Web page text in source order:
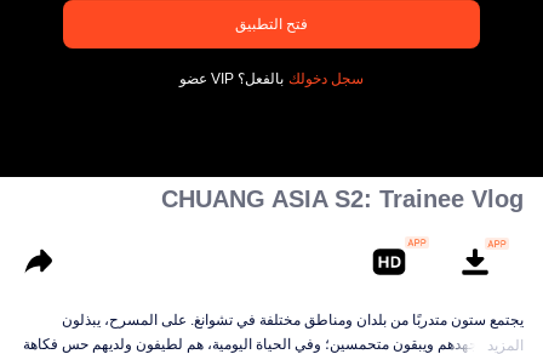
pay limit
فتح التطبيق
عضو VIP بالفعل؟ سجل دخولك
CHUANG ASIA S2: Trainee Vlog
يجتمع ستون متدربًا من بلدان ومناطق مختلفة في تشوانغ. على المسرح، يبذلون
قصارى جهدهم ويبقون متحمسين؛ وفي الحياة اليومية، هم لطيفون ولديهم حس فكاهة
المزيد